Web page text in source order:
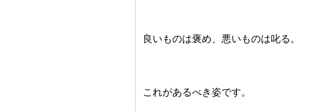
良いものは褒め、悪いものは叱る。
これがあるべき姿です。